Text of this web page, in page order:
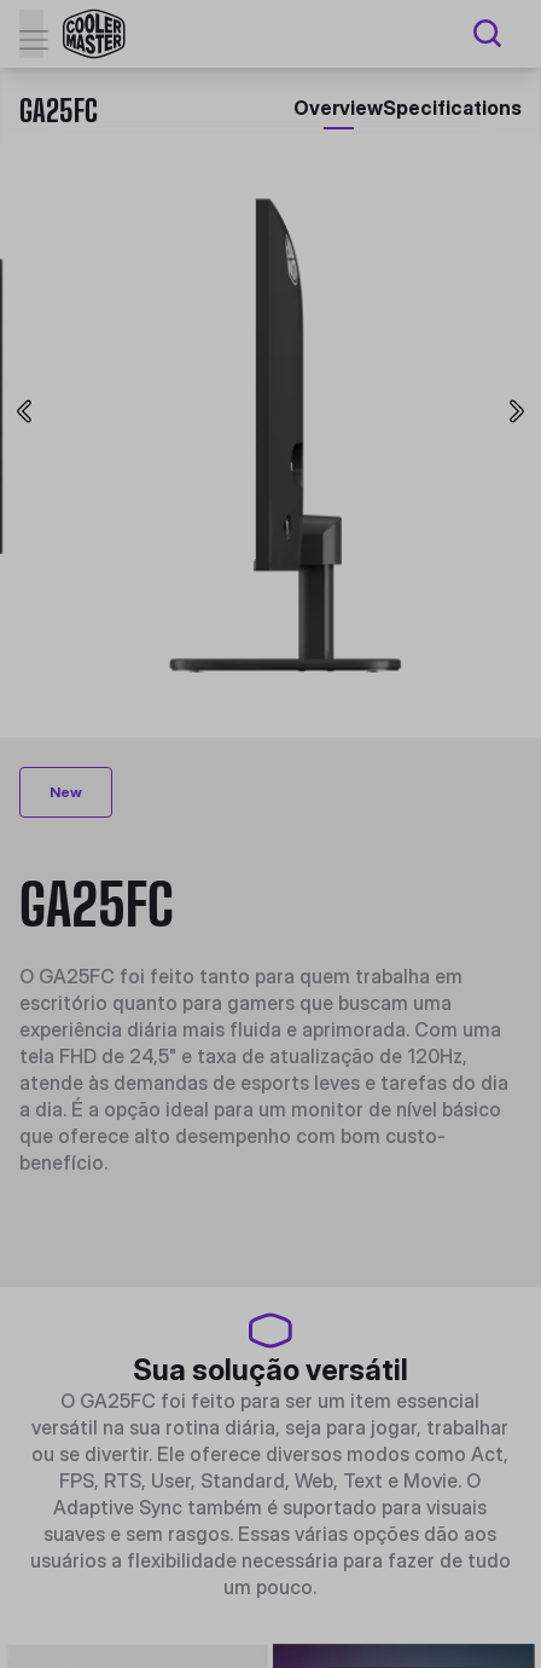
GA25FC OverviewSpecifications
New
GA25FC
O GA25FC foi feito tanto para quem trabalha em
escritório quanto para gamers que buscam uma
experiência diária mais fluida e aprimorada. Com uma
tela FHD de 24,5" e taxa de atualização de 120Hz,
atende às demandas de esports leves e tarefas do dia
a dia. É a opção ideal para um monitor de nível básico
que oferece alto desempenho com bom custo-
benefício.
Sua solução versátil
O GA25FC foi feito para ser um item essencial
versátil na sua rotina diária, seja para jogar, trabalhar
ou se divertir. Ele oferece diversos modos como Act,
FPS, RTS, User, Standard, Web, Text e Movie. O
Adaptive Sync também é suportado para visuais
suaves e sem rasgos. Essas várias opções dão aos
usuários a flexibilidade necessária para fazer de tudo
um pouco.